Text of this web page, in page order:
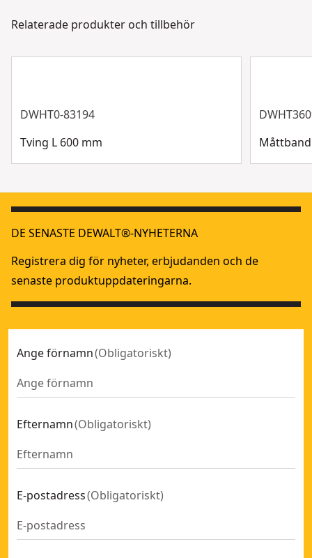
Bladlängd
Kundsupport
Relaterade produkter och tillbehör
DWHT0-83194
Tving L 600 mm
DE SENASTE DEWALT®-NYHETERNA
Registrera dig för nyheter, erbjudanden och de
senaste produktuppdateringarna.
Ange förnamn(Obligatoriskt)
Efternamn(Obligatoriskt)
E-postadress(Obligatoriskt)